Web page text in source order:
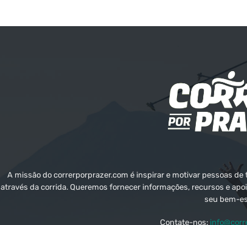
A missão do correrporprazer.com é inspirar e motivar pessoas
através da corrida. Queremos fornecer informações, recursos e
seu bem-
Contate-nos: